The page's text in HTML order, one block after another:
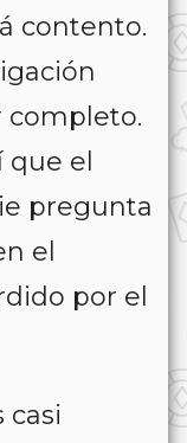
contento.
completo.
el
pregunta
el
por el
casi